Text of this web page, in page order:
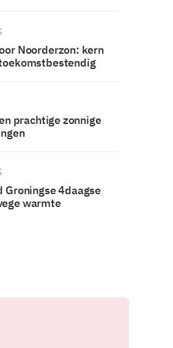
Noorderzon: kern
prachtige zonnige
Groningse 4daagse
warmte